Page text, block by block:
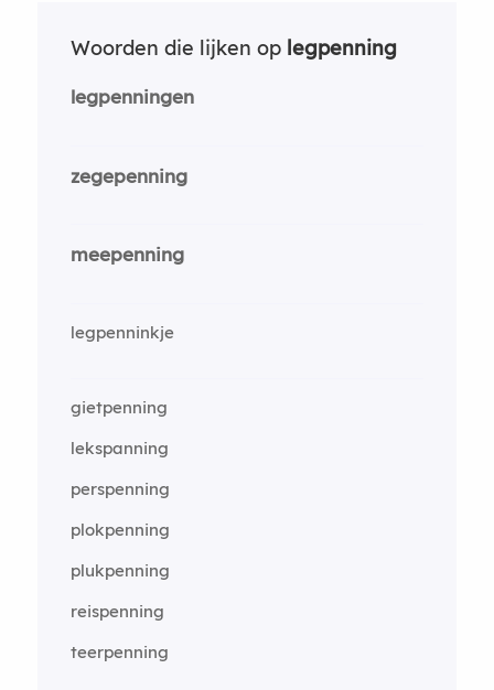
Woorden die lijken op legpenning
legpenningen
zegepenning
meepenning
legpenninkje
gietpenning
lekspanning
perspenning
plokpenning
plukpenning
reispenning
teerpenning